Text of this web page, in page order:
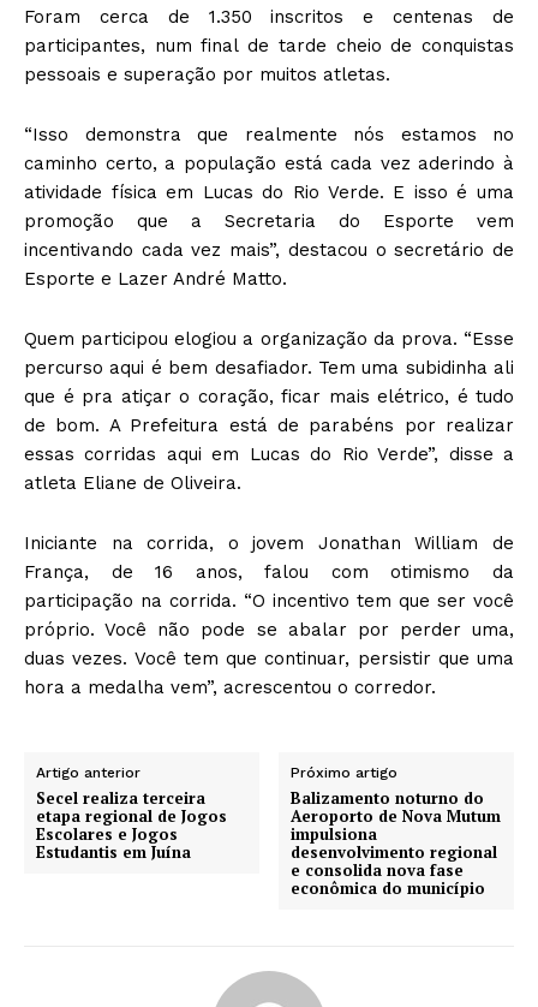
Foram cerca de 1.350 inscritos e centenas de
participantes, num final de tarde cheio de conquistas
pessoais e superação por muitos atletas.
“Isso demonstra que realmente nós estamos no
caminho certo, a população está cada vez aderindo à
atividade física em Lucas do Rio Verde. E isso é uma
promoção que a Secretaria do Esporte vem
incentivando cada vez mais”, destacou o secretário de
Esporte e Lazer André Matto.
Quem participou elogiou a organização da prova. “Esse
percurso aqui é bem desafiador. Tem uma subidinha ali
que é pra atiçar o coração, ficar mais elétrico, é tudo
de bom. A Prefeitura está de parabéns por realizar
essas corridas aqui em Lucas do Rio Verde”, disse a
atleta Eliane de Oliveira.
Iniciante na corrida, o jovem Jonathan William de
França, de 16 anos, falou com otimismo da
participação na corrida. “O incentivo tem que ser você
próprio. Você não pode se abalar por perder uma,
duas vezes. Você tem que continuar, persistir que uma
hora a medalha vem”, acrescentou o corredor.
Artigo anterior
Secel realiza terceira
etapa regional de Jogos
Escolares e Jogos
Estudantis em Juína
Próximo artigo
Balizamento noturno do
Aeroporto de Nova Mutum
impulsiona
desenvolvimento regional
e consolida nova fase
econômica do município